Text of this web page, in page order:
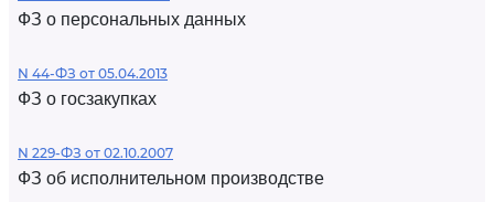
ФЗ о персональных данных
N 44-ФЗ от 05.04.2013
ФЗ о госзакупках
N 229-ФЗ от 02.10.2007
ФЗ об исполнительном производстве